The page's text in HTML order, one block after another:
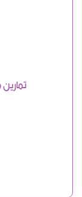
تمارين